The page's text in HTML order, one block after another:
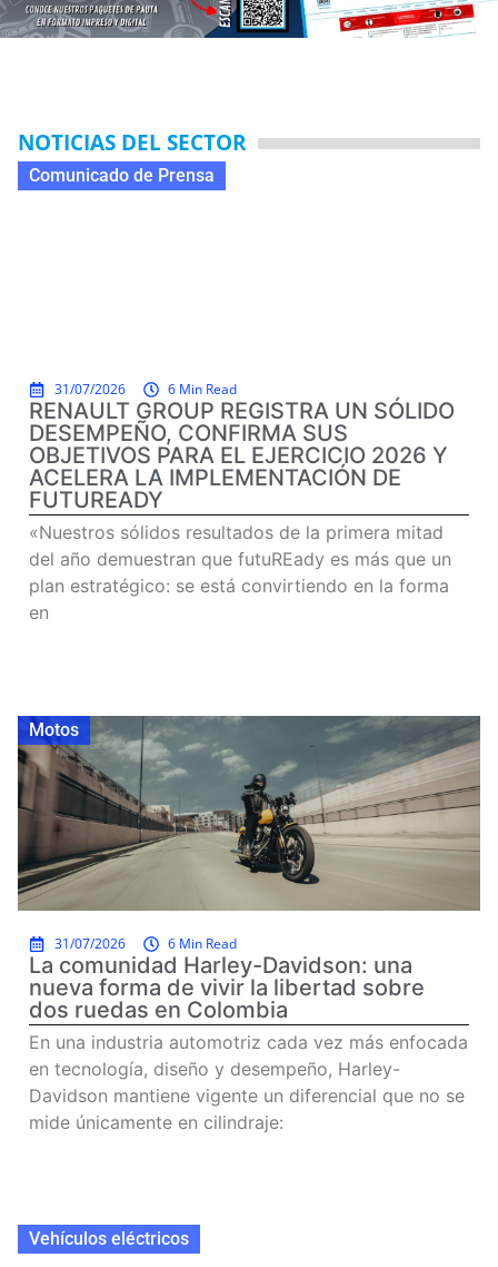
NOTICIAS DEL SECTOR
Comunicado de Prensa
31/07/2026 6 Min Read
RENAULT GROUP REGISTRA UN SÓLIDO
DESEMPEÑO, CONFIRMA SUS
OBJETIVOS PARA EL EJERCICIO 2026 Y
ACELERA LA IMPLEMENTACIÓN DE
FUTUREADY
«Nuestros sólidos resultados de la primera mitad
del año demuestran que futuREady es más que un
plan estratégico: se está convirtiendo en la forma
en
Motos
31/07/2026 6 Min Read
La comunidad Harley-Davidson: una
nueva forma de vivir la libertad sobre
dos ruedas en Colombia
En una industria automotriz cada vez más enfocada
en tecnología, diseño y desempeño, Harley-
Davidson mantiene vigente un diferencial que no se
mide únicamente en cilindraje:
Vehículos eléctricos